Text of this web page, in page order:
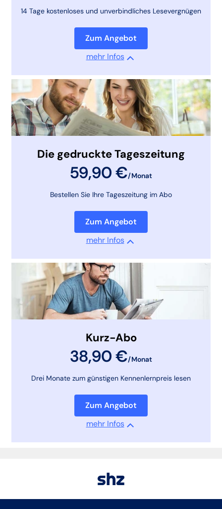
14 Tage kostenloses und unverbindliches Lesevergnügen
Zum Angebot
mehr Infos
Die gedruckte Tageszeitung
59,90 €/Monat
Bestellen Sie Ihre Tageszeitung im Abo
Zum Angebot
mehr Infos
Kurz-Abo
38,90 €/Monat
Drei Monate zum günstigen Kennenlernpreis lesen
Zum Angebot
mehr Infos